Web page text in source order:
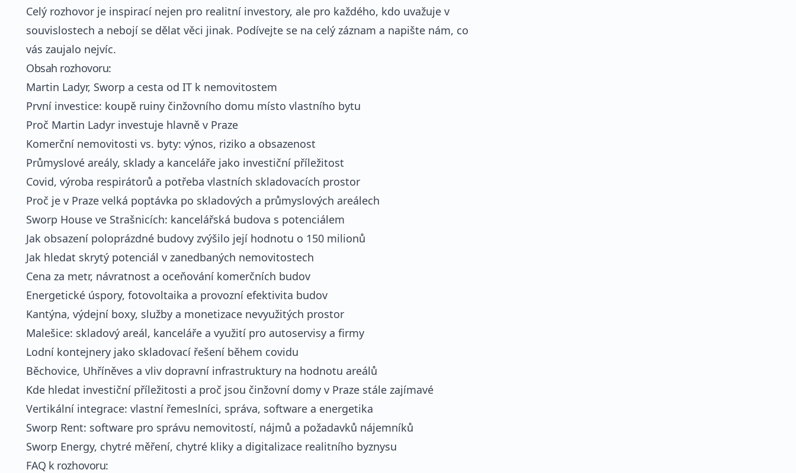
Celý rozhovor je inspirací nejen pro realitní investory, ale pro každého, kdo uvažuje v
souvislostech a nebojí se dělat věci jinak. Podívejte se na celý záznam a napište nám, co
vás zaujalo nejvíc.
Obsah rozhovoru:
Martin Ladyr, Sworp a cesta od IT k nemovitostem
První investice: koupě ruiny činžovního domu místo vlastního bytu
Proč Martin Ladyr investuje hlavně v Praze
Komerční nemovitosti vs. byty: výnos, riziko a obsazenost
Průmyslové areály, sklady a kanceláře jako investiční příležitost
Covid, výroba respirátorů a potřeba vlastních skladovacích prostor
Proč je v Praze velká poptávka po skladových a průmyslových areálech
Sworp House ve Strašnicích: kancelářská budova s potenciálem
Jak obsazení poloprázdné budovy zvýšilo její hodnotu o 150 milionů
Jak hledat skrytý potenciál v zanedbaných nemovitostech
Cena za metr, návratnost a oceňování komerčních budov
Energetické úspory, fotovoltaika a provozní efektivita budov
Kantýna, výdejní boxy, služby a monetizace nevyužitých prostor
Malešice: skladový areál, kanceláře a využití pro autoservisy a firmy
Lodní kontejnery jako skladovací řešení během covidu
Běchovice, Uhříněves a vliv dopravní infrastruktury na hodnotu areálů
Kde hledat investiční příležitosti a proč jsou činžovní domy v Praze stále zajímavé
Vertikální integrace: vlastní řemeslníci, správa, software a energetika
Sworp Rent: software pro správu nemovitostí, nájmů a požadavků nájemníků
Sworp Energy, chytré měření, chytré kliky a digitalizace realitního byznysu
FAQ k rozhovoru: